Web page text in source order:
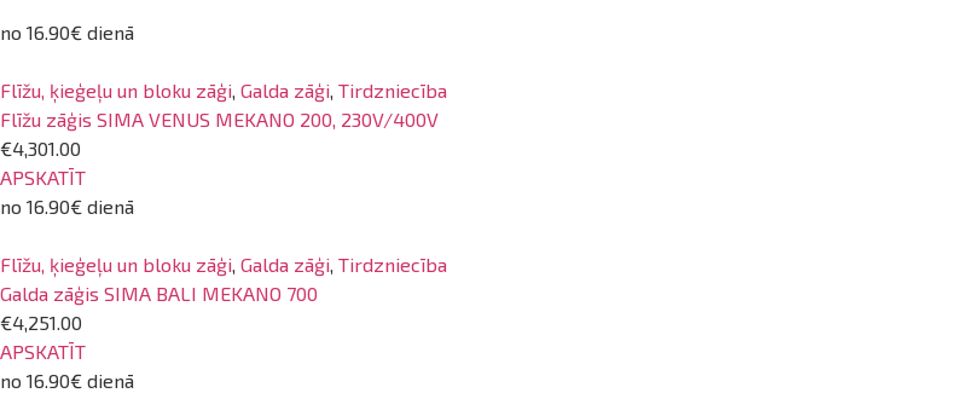
no 16.90€ dienā
Flīžu, ķieģeļu un bloku zāģi Galda zāģi Tirdzniecība
Flīžu zāģis SIMA VENUS MEKANO 200, 230V/400V
€4,301.00
APSKATĪT
no 16.90€ dienā
Flīžu, ķieģeļu un bloku zāģi Galda zāģi Tirdzniecība
Galda zāģis SIMA BALI MEKANO 700
€4,251.00
APSKATĪT
no 16.90€ dienā